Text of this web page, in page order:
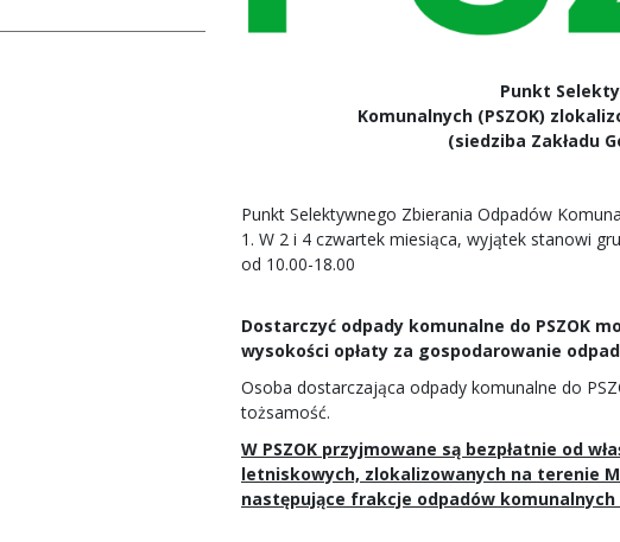
Punkt
Komunalnych (PSZOK)
(siedziba Zakładu
Punkt Selektywnego Zbierania Odpadów
1. W 2 i 4 czwartek miesiąca, wyjątek stanowi
od 10.00-18.00
Dostarczyć odpady komunalne do PSZOK
wysokości opłaty za gospodarowanie
Osoba dostarczająca odpady komunalne do
tożsamość.
W PSZOK przyjmowane są bezpłatnie od
letniskowych, zlokalizowanych na terenie
następujące frakcje odpadów